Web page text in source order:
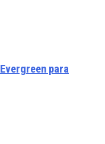
para